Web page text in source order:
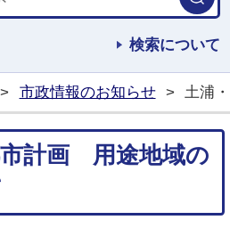
検索について
> 市政情報のお知らせ > 土浦
計画 用途地域の